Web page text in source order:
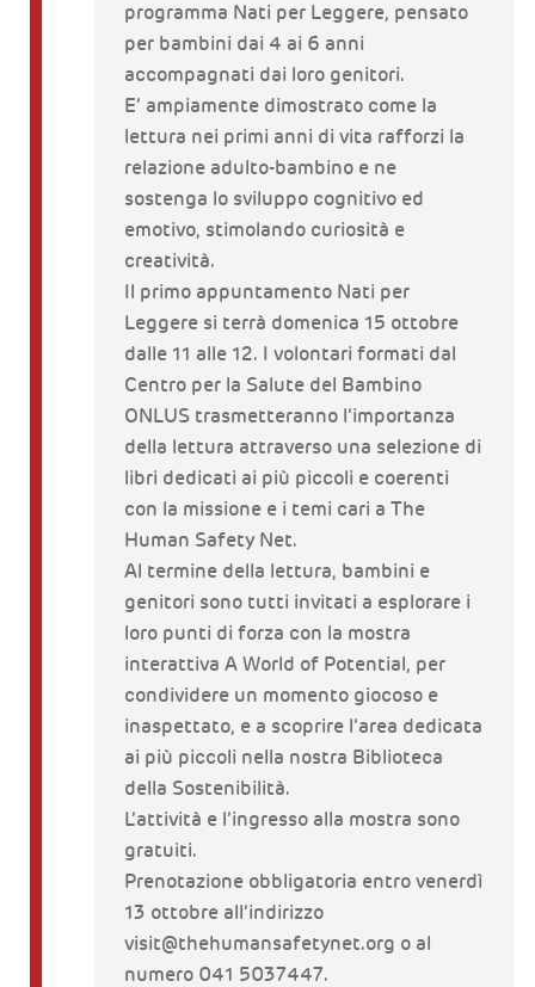
programma Nati per Leggere, pensato
per bambini dai 4 ai 6 anni
accompagnati dai loro genitori.
E’ ampiamente dimostrato come la
lettura nei primi anni di vita rafforzi la
relazione adulto-bambino e ne
sostenga lo sviluppo cognitivo ed
emotivo, stimolando curiosità e
creatività.
Il primo appuntamento Nati per
Leggere si terrà domenica 15 ottobre
dalle 11 alle 12. I volontari formati dal
Centro per la Salute del Bambino
ONLUS trasmetteranno l’importanza
della lettura attraverso una selezione di
libri dedicati ai più piccoli e coerenti
con la missione e i temi cari a The
Human Safety Net.
Al termine della lettura, bambini e
genitori sono tutti invitati a esplorare i
loro punti di forza con la mostra
interattiva A World of Potential, per
condividere un momento giocoso e
inaspettato, e a scoprire l’area dedicata
ai più piccoli nella nostra Biblioteca
della Sostenibilità.
L’attività e l’ingresso alla mostra sono
gratuiti.
Prenotazione obbligatoria entro venerdì
13 ottobre all’indirizzo
visit@thehumansafetynet.org o al
numero 041 5037447.